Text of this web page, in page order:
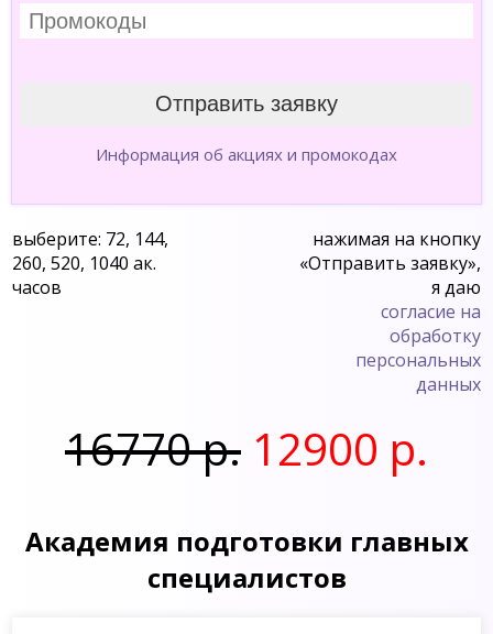
Информация об акциях и промокодах
выберите: 72, 144,
260, 520, 1040 ак.
часов
нажимая на кнопку
«Отправить заявку»,
я даю
согласие на
обработку
персональных
данных
16770 р. 12900 р.
Академия подготовки главных
специалистов